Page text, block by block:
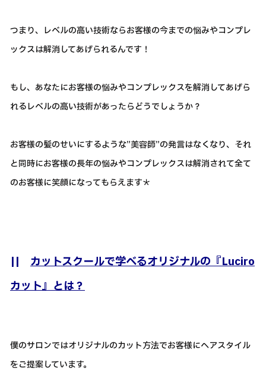
つまり、レベルの高い技術ならお客様の今までの悩みやコンプレ
ックスは解消してあげられるんです！
もし、あなたにお客様の悩みやコンプレックスを解消してあげら
れるレベルの高い技術があったらどうでしょうか？
お客様の髪のせいにするような”美容師”の発言はなくなり、それ
と同時にお客様の長年の悩みやコンプレックスは解消されて全て
のお客様に笑顔になってもらえます＊
|| カットスクールで学べるオリジナルの『Luciro
カット』とは？
僕のサロンではオリジナルのカット方法でお客様にヘアスタイル
をご提案しています。